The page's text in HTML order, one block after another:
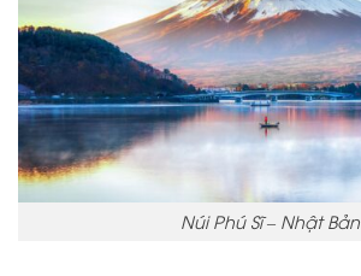
Núi Phú Sĩ – Nhật Bản